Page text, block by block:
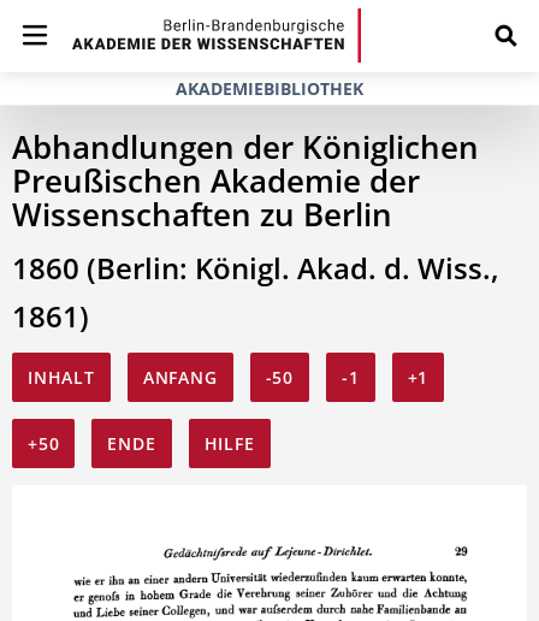
AKADEMIEBIBLIOTHEK
Abhandlungen der Königlichen
Preußischen Akademie der
Wissenschaften zu Berlin
1860 (Berlin: Königl. Akad. d. Wiss.,
1861)
INHALT ANFANG -50 -1 +1
+50 ENDE HILFE